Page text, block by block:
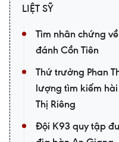
LIỆT SỸ
Tìm nhân chứng
đánh Cồn Tiên
Thứ trưởng Phan
lượng tìm kiếm
Thị Riêng
Đội K93 quy tập